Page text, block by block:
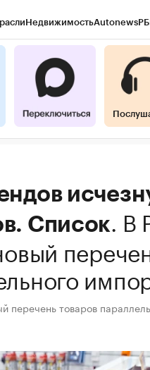
НедвижимостьAutonews
Список. В
перечень товаров